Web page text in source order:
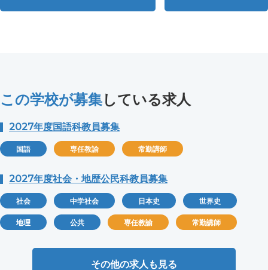
この学校が募集している求人
2027年度国語科教員募集
国語 専任教諭 常勤講師
2027年度社会・地歴公民科教員募集
社会 中学社会 日本史 世界史
地理 公共 専任教諭 常勤講師
その他の求人も見る